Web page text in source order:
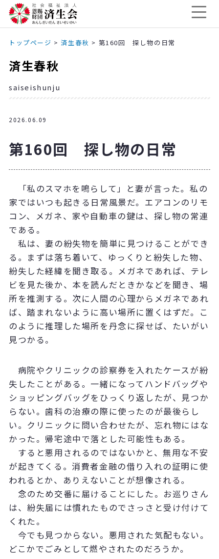
トップページ > 済生春秋 > 第160回 探し物の日常
済生春秋
saiseishunju
2026.06.09
第160回 探し物の日常
「私のスマホを鳴らして」と妻が言った。私の
家ではいつも起きる日常風景だ。エアコンのリモ
コン、メガネ、家や自動車の鍵は、探し物の常連
である。
私は、妻の紛失物を簡単に見つけることができ
る。まずは落ち着いて、ゆっくりと紛失した物、
紛失した経緯を聞き取る。メガネであれば、テレ
ビを見た後か、本を読んだときかなどを聞き、場
所を推測する。次に人間の心理からメガネであれ
ば、踏まれないように高い場所に置くはずだ。こ
のように推理した場所を丹念に探せば、たいがい
見つかる。
病院やクリニックの診察券を入れたケースが紛
失したことがある。一緒になってハンドバッグや
ショッピングバッグをひっくり返したが、見つか
らない。歯科の治療の際に使ったのが最後らし
い。クリニックに問い合わせたが、忘れ物にはな
かった。帰宅途中で落とした可能性もある。
すると悪用されるのではないかと、無用な不安
が起きてくる。消費者金融の借り入れの証明に使
われるとか、ありえないことが想像される。
念のため交番に届けることにした。お巡りさん
は、紛失届には慣れたものでさっさと受け付けて
くれた。
今でも見つからない。悪用された気配もない。
どこかでごみとして燃やされたのだろうか。